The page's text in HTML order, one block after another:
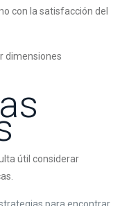
con la satisfacción del
dimensiones
útil considerar